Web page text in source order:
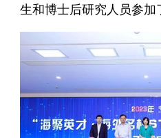
生和博士后研究人员参加